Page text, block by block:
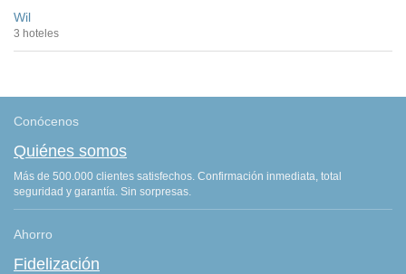
Wil
3 hoteles
Conócenos
Quiénes somos
Más de 500.000 clientes satisfechos. Confirmación inmediata, total
seguridad y garantía. Sin sorpresas.
Ahorro
Fidelización